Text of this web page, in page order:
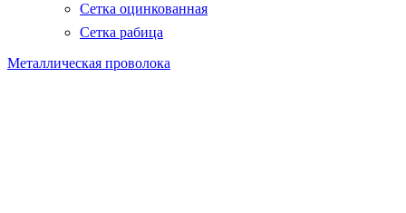
Сетка оцинкованная
Сетка рабица
Металлическая проволока